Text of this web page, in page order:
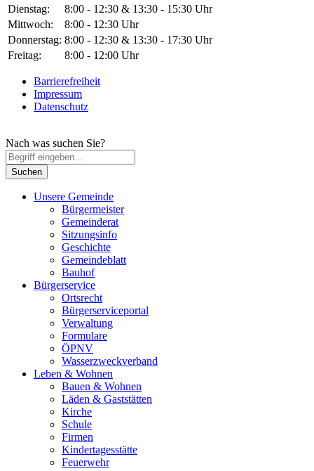
Dienstag:
8:00 - 12:30 & 13:30 - 15:30 Uhr
Mittwoch:
8:00 - 12:30 Uhr
Donnerstag: 8:00 - 12:30 & 13:30 - 17:30 Uhr
Freitag:
8:00 - 12:00 Uhr
Barrierefreiheit
Impressum
Datenschutz
Nach was suchen Sie?
Unsere Gemeinde
Bürgermeister
Gemeinderat
Sitzungsinfo
Geschichte
Gemeindeblatt
Bauhof
Bürgerservice
Ortsrecht
Bürgerserviceportal
Verwaltung
Formulare
ÖPNV
Wasserzweckverband
Leben & Wohnen
Bauen & Wohnen
Läden & Gaststätten
Kirche
Schule
Firmen
Kindertagesstätte
Feuerwehr